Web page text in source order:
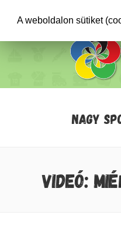
NAGY
VIDEÓ:
A weboldalon sütiket